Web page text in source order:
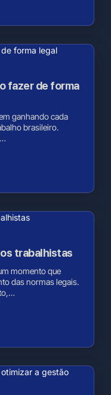
fazer de forma
ganhando cada
brasileiro.
trabalhistas
momento que
das normas legais.